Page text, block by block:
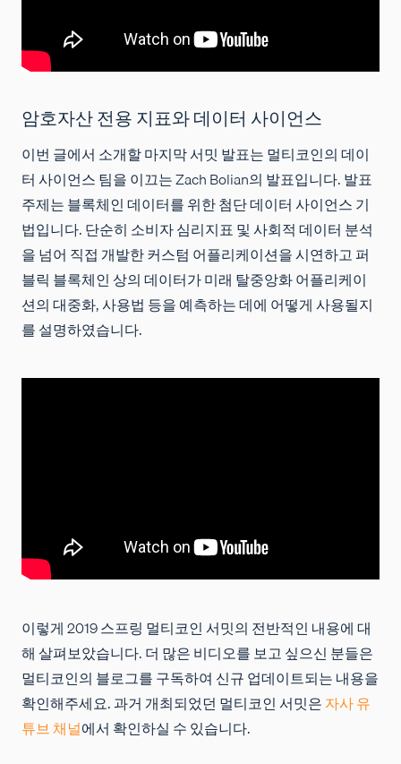
암호자산 전용 지표와 데이터 사이언스
이번 글에서 소개할 마지막 서밋 발표는 멀티코인의 데이
터 사이언스 팀을 이끄는 Zach Bolian의 발표입니다. 발표
주제는 블록체인 데이터를 위한 첨단 데이터 사이언스 기
법입니다. 단순히 소비자 심리지표 및 사회적 데이터 분석
을 넘어 직접 개발한 커스텀 어플리케이션을 시연하고 퍼
블릭 블록체인 상의 데이터가 미래 탈중앙화 어플리케이
션의 대중화, 사용법 등을 예측하는 데에 어떻게 사용될지
를 설명하였습니다.
이렇게 2019 스프링 멀티코인 서밋의 전반적인 내용에 대
해 살펴보았습니다. 더 많은 비디오를 보고 싶으신 분들은
멀티코인의 블로그를 구독하여 신규 업데이트되는 내용을
확인해주세요. 과거 개최되었던 멀티코인 서밋은자사 유
튜브 채널에서 확인하실 수 있습니다.